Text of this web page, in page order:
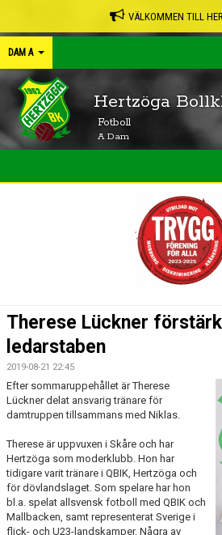
VÄLKOMMEN TILL
DAM A
Hertzöga
Fotboll
A Dam
TRUPPEN
BILDGALLERI
DOKUMENT
KONTAKT
HISTORIA
Therese Lückner
ledarstaben
2019-08-21 22:45
Efter sommaruppehållet är Therese
Lückner delat ansvarig tränare för
damtruppen tillsammans med Niklas.
Therese är uppvuxen i Skåre och har
Hertzöga som moderklubb. Hon har
tidigare varit tränare i QBIK, Hertzöga och
för dövlandslaget. Som spelare har hon
bl.a. spelat allsvensk fotboll med QBIK och
Mallbacken, samt representerat Sverige i
flick- och U23-landskamper. Några av